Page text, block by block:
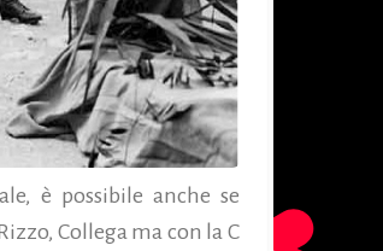
è possibile anche se
Collega ma con la C